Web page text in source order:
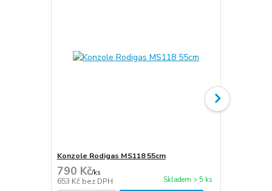
Konzole Rodigas MS118 55cm
790 Kč/ks
653 Kč bez DPH Skladem > 5 ks